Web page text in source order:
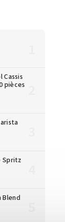
Cassis
pièces
Spritz
Blend